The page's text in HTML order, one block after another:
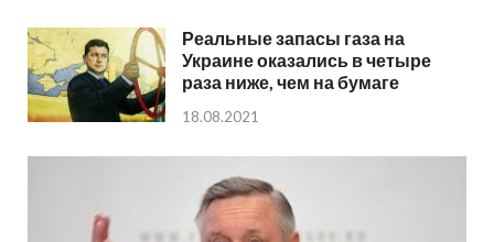
Реальные запасы газа на
Украине оказались в четыре
раза ниже, чем на бумаге
18.08.2021